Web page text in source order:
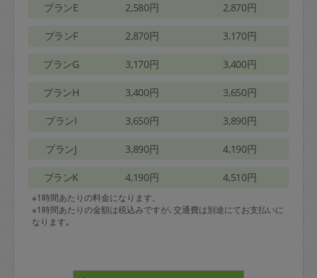
プランE 2,580円 2,870円
プランF 2,870円 3,170円
プランG 3,170円 3,400円
プランH 3,400円 3,650円
プランI 3,650円 3,890円
プランJ 3,890円 4,190円
プランK 4,190円 4,510円
※1時間あたりの料金になります。
※1時間あたりの金額は税込みですが､交通費は別途にてお支払いに
なります｡